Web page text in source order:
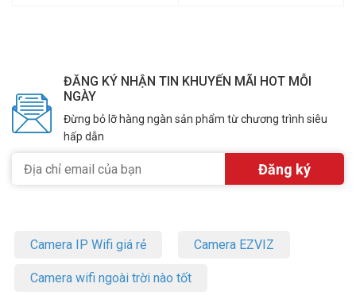
ĐĂNG KÝ NHẬN TIN KHUYẾN MÃI HOT MỖI
NGÀY
Đừng bỏ lỡ hàng ngàn sản phẩm từ chương trình siêu
hấp dẫn
Camera IP Wifi giá rẻ Camera EZVIZ
Camera wifi ngoài trời nào tốt